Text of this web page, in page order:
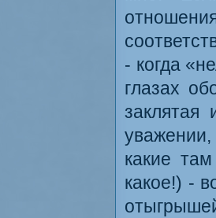
- когда
глазах
какие
какое!) -